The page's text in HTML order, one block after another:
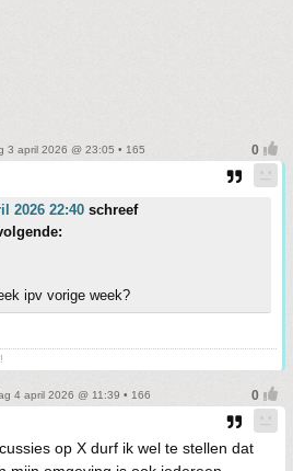
3 april 2026 @ 23:05 • 165
2026 22:40 schreef
ipv vorige week?
4 april 2026 @ 11:39 • 166
op X durf ik wel te stellen dat